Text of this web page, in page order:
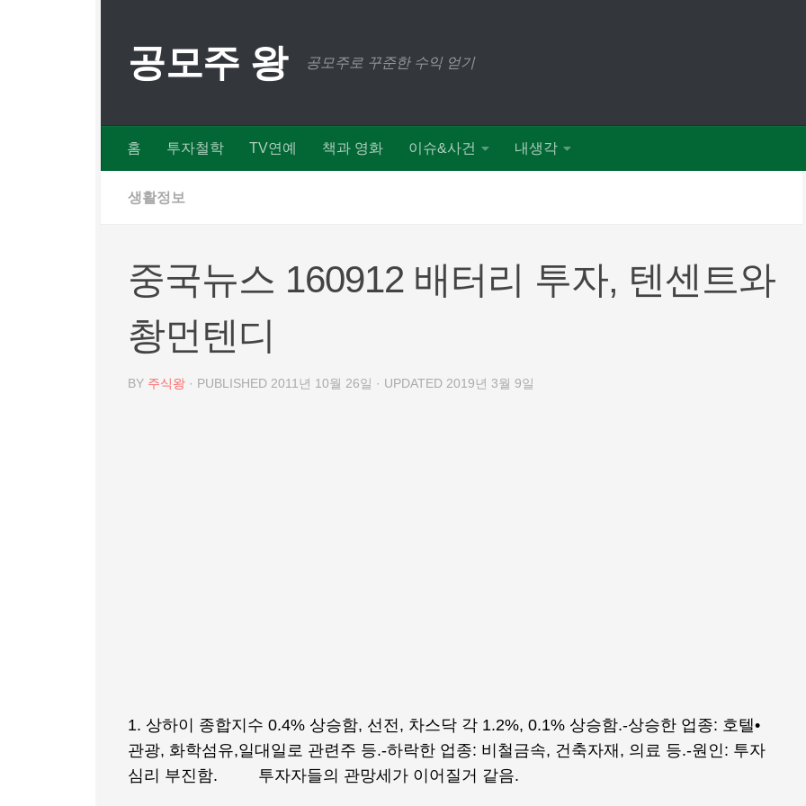
공모주 왕 공모주로 꾸준한 수익 얻기
홈 투자철학 TV연예 책과 영화 이슈&사건 내생각
생활정보
중국뉴스 160912 배터리 투자, 텐센트와
촹먼텐디
BY 주식왕 · PUBLISHED 2011년 10월 26일 · UPDATED 2019년 3월 9일
1. 상하이 종합지수 0.4% 상승함, 선전, 차스닥 각 1.2%, 0.1% 상승함.-상승한 업종: 호텔•
관광, 화학섬유,일대일로 관련주 등.-하락한 업종: 비철금속, 건축자재, 의료 등.-원인: 투자
심리 부진함. 투자자들의 관망세가 이어질거 같음.